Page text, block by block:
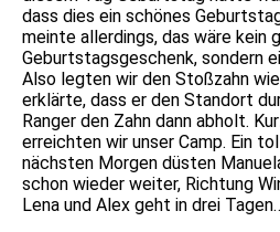
dass dies ein schönes
meinte allerdings, das wäre kein
Geburtstagsgeschenk, sondern
Also legten wir den Stoßzahn
erklärte, dass er den Standort
Ranger den Zahn dann abholt.
erreichten wir unser Camp. Ein
nächsten Morgen düsten
schon wieder weiter, Richtung
Lena und Alex geht in drei